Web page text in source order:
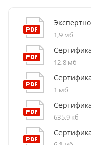
освещения.
1,9 мб
12,8 мб
1 мб
635,9 кб